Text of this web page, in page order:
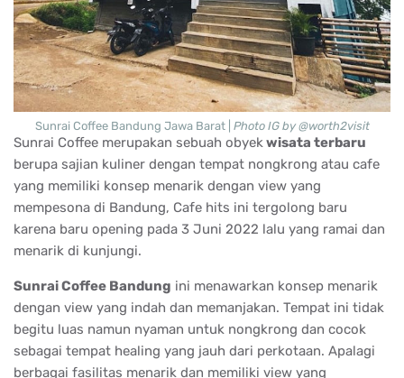
Sunrai Coffee Bandung Jawa Barat | Photo IG by @worth2visit
Sunrai Coffee merupakan sebuah obyekwisata terbaru
berupa sajian kuliner dengan tempat nongkrong atau cafe
yang memiliki konsep menarik dengan view yang
mempesona di Bandung, Cafe hits ini tergolong baru
karena baru opening pada 3 Juni 2022 lalu yang ramai dan
menarik di kunjungi.
Sunrai Coffee Bandung ini menawarkan konsep menarik
dengan view yang indah dan memanjakan. Tempat ini tidak
begitu luas namun nyaman untuk nongkrong dan cocok
sebagai tempat healing yang jauh dari perkotaan. Apalagi
berbagai fasilitas menarik dan memiliki view yang